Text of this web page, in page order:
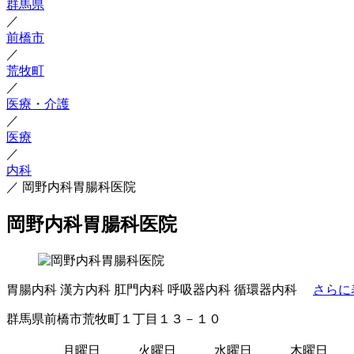
群馬県
／
前橋市
／
荒牧町
／
医療・介護
／
医療
／
内科
／ 岡野内科胃腸科医院
岡野内科胃腸科医院
胃腸内科 漢方内科 肛門内科 呼吸器内科 循環器内科 さらに
群馬県前橋市荒牧町１丁目１３－１０
月曜日 火曜日 水曜日 木曜日